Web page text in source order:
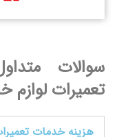
سوالات
تعمیرات لوازم
هزینه خدمات